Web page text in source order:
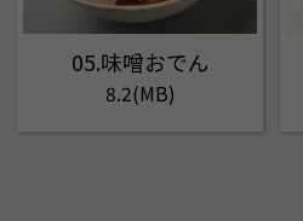
05.味噌おでん
8.2(MB)